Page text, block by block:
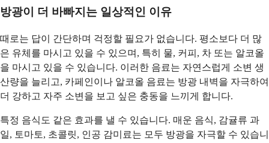
방광이 더 바빠지는 일상적인 이유
때로는 답이 간단하며 걱정할 필요가 없습니다. 평소보다 더 많
은 유체를 마시고 있을 수 있으며, 특히 물, 커피, 차 또는 알코올
을 마시고 있을 수 있습니다. 이러한 음료는 자연스럽게 소변 생
산량을 늘리고, 카페인이나 알코올 음료는 방광 내벽을 자극하여
더 강하고 자주 소변을 보고 싶은 충동을 느끼게 합니다.
특정 음식도 같은 효과를 낼 수 있습니다. 매운 음식, 감귤류 과
일, 토마토, 초콜릿, 인공 감미료는 모두 방광을 자극할 수 있습니